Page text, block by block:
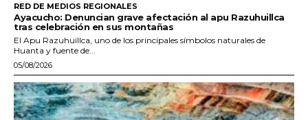
RED DE MEDIOS REGIONALES
Ayacucho: Denuncian grave afectación al apu Razuhuillca
tras celebración en sus montañas
El Apu Razuhuillca, uno de los principales símbolos naturales de
Huanta y fuente de...
05/08/2026